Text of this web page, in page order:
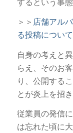
＞＞ 店舗アル
る投稿について
自身の考えと
らえ、そのお
り、公開する
とが炎上を招き
従業員の発信
は忘れた頃に